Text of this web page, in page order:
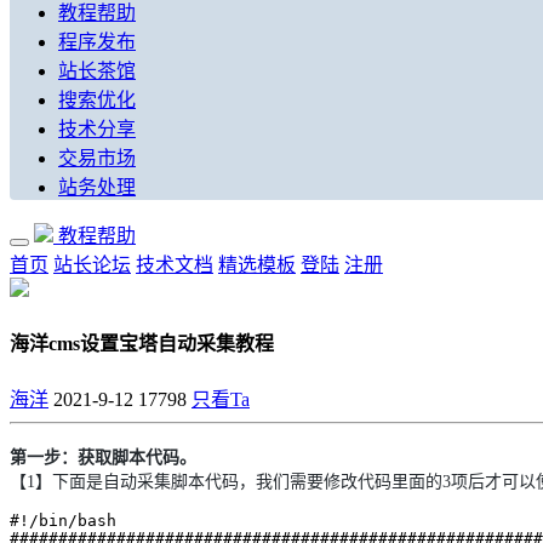
教程帮助
程序发布
站长茶馆
搜索优化
技术分享
交易市场
站务处理
教程帮助
首页 站长论坛 技术文档 精选模板 登陆 注册
海洋cms设置宝塔自动采集教程
海洋 2021-9-12 17798 只看Ta
第一步：获取脚本代码。
【1】下面是自动采集脚本代码，我们需要修改代码里面的3项后才可以
#!/bin/bash